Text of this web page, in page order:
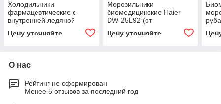
Холодильники
фармацевтические с
внутренней ледяной
рубашкой для хранения
вакцин Haier HBC 80 (+2
Цену уточняйте
Морозильники
биомедицинские Haier
DW-25L92 (от
таблица по всему
Цену уточняйте
О нас
Рейтинг не сформирован
Менее 5 отзывов за последний год